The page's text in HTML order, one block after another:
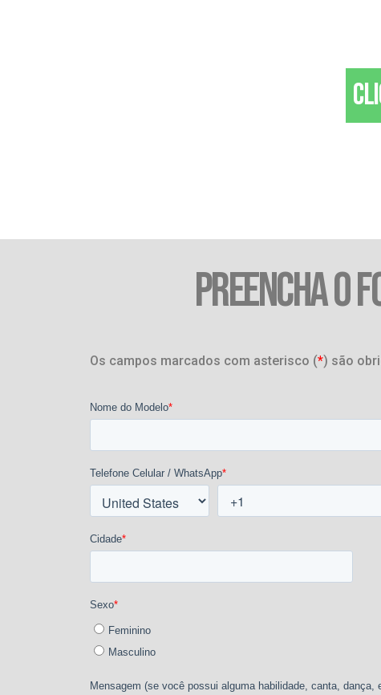
PREENCHA O
Os campos marcados com asterisco (*) são